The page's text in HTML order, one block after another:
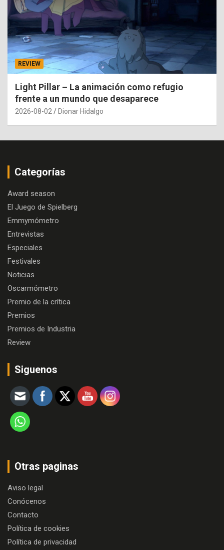
REVIEW
Light Pillar – La animación como refugio
frente a un mundo que desaparece
2026-08-02 Dionar Hidalgo
Categorías
Award season
El Juego de Spielberg
Emmymómetro
Entrevistas
Especiales
Festivales
Noticias
Oscarmómetro
Premio de la crítica
Premios
Premios de Industria
Review
Siguenos
Otras paginas
Aviso legal
Conócenos
Contacto
Política de cookies
Política de privacidad